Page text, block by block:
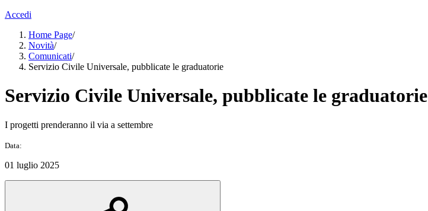
Accedi
Home Page/
Novità/
Comunicati/
Servizio Civile Universale, pubblicate le graduatorie
Servizio Civile Universale, pubblicate le graduatorie
I progetti prenderanno il via a settembre
Data:
01 luglio 2025